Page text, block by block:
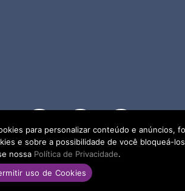
para personalizar conteúdo e anúncios,
e sobre a possibilidade de você bloqueá-
nossa Política de Privacidade.
uso de Cookies